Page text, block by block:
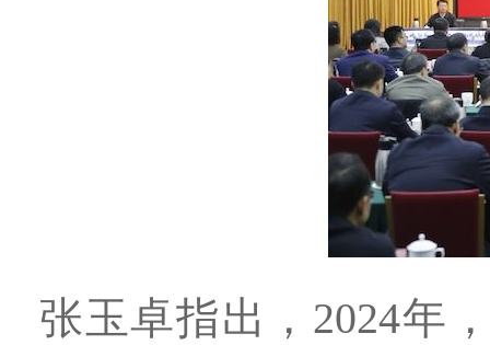
张玉卓指出，2024年